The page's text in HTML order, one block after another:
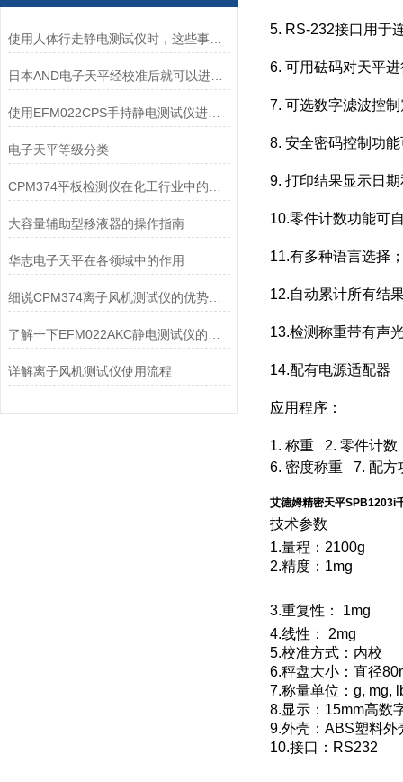
使用人体行走静电测试仪时，这些事情要提前知晓
日本AND电子天平经校准后就可以进行称量了
使用EFM022CPS手持静电测试仪进行测试的基本过程
电子天平等级分类
大容量辅助型移液器的操作指南
华志电子天平在各领域中的作用
细说CPM374离子风机测试仪的优势与局限性
详解离子风机测试仪使用流程
5. RS-232接口用于
6. 可用砝码对天平
7. 可选数字滤波控
8. 安全密码控制功
9. 打印结果显示日
10.零件计数功能可
11.有多种语言选择
12.自动累计所有结
13.检测称重带有声
14.配有电源适配器
应用程序：
1. 称重 2. 零件计
6. 密度称重 7. 配
艾德姆精密天平SPB1203i
技术参数
1.量程：2100g
2.精度：1mg
3.重复性： 1mg
4.线性： 2mg
5.校准方式：内校
6.秤盘大小：直径
7.称量单位：g, mg,
8.显示：15mm高数
9.外壳：ABS塑料外
10.接口：RS232